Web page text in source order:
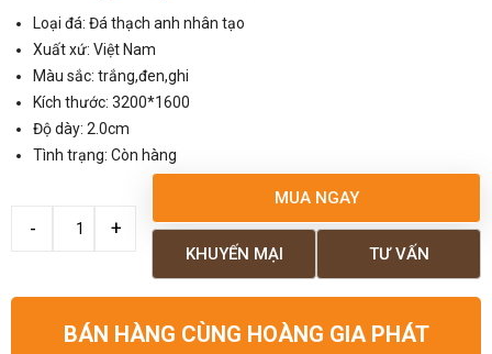
Loại đá: Đá thạch anh nhân tạo
Xuất xứ: Việt Nam
Màu sắc: trắng,đen,ghi
Kích thước: 3200*1600
Độ dày: 2.0cm
Tình trạng: Còn hàng
MUA NGAY
TƯ VẤN
KHUYẾN MẠI
BÁN HÀNG CÙNG HOÀNG GIA PHÁT